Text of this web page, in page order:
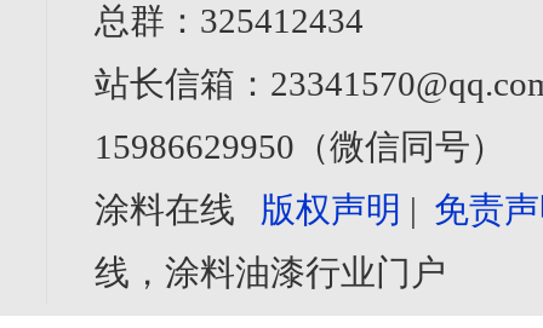
总群：325412434
站长信箱：
15986629950（微信同号）
涂料在线 版权声明 | 免责
线，涂料油漆行业门户